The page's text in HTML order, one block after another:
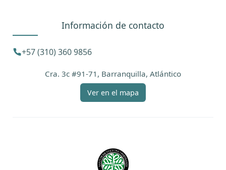
Información de contacto
+57 (310) 360 9856
Cra. 3c #91-71, Barranquilla, Atlántico
Ver en el mapa